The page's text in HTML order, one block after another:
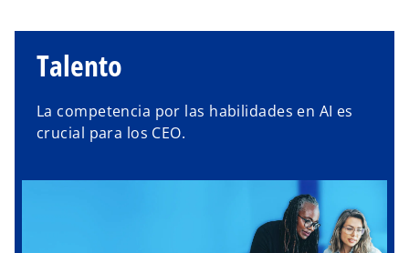
Talento
La competencia por las habilidades en AI es
crucial para los CEO.